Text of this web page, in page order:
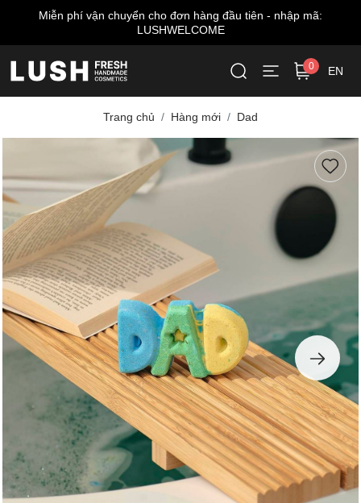
đơn hàng đầu tiên - nhập mã:
Miễn phí giao hàng
0 EN
Trang chủ Hàng mới Dad